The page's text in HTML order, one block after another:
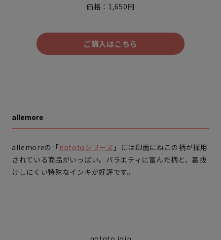
価格：1,650円
ご購入はこちら
allemore
allemoreの「nototoシリーズ 」には印面にねこの柄が採用
されている商品がいっぱい。バラエティに富んだ柄と、裏抜
けしにくい特殊なインキが好評です。